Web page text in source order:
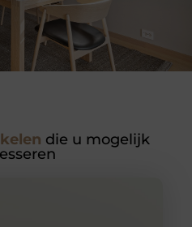
die u mogelijk